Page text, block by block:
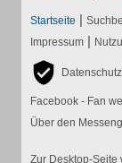
Startseite |
Impressum |
Facebook - Fan
Über den
Zur Desktop-Seite